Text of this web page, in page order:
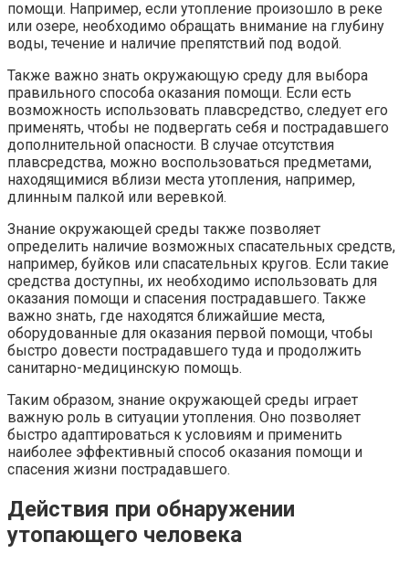
помощи. Например, если утопление произошло в реке
или озере, необходимо обращать внимание на глубину
воды, течение и наличие препятствий под водой.
Также важно знать окружающую среду для выбора
правильного способа оказания помощи. Если есть
возможность использовать плавсредство, следует его
применять, чтобы не подвергать себя и пострадавшего
дополнительной опасности. В случае отсутствия
плавсредства, можно воспользоваться предметами,
находящимися вблизи места утопления, например,
длинным палкой или веревкой.
Знание окружающей среды также позволяет
определить наличие возможных спасательных средств,
например, буйков или спасательных кругов. Если такие
средства доступны, их необходимо использовать для
оказания помощи и спасения пострадавшего. Также
важно знать, где находятся ближайшие места,
оборудованные для оказания первой помощи, чтобы
быстро довести пострадавшего туда и продолжить
санитарно-медицинскую помощь.
Таким образом, знание окружающей среды играет
важную роль в ситуации утопления. Оно позволяет
быстро адаптироваться к условиям и применить
наиболее эффективный способ оказания помощи и
спасения жизни пострадавшего.
Действия при обнаружении
утопающего человека